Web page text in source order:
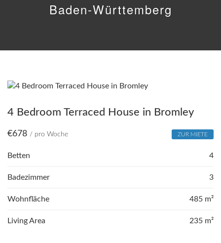
Baden-Württemberg
4 Bedroom Terraced House in Bromley
€678 / pro Woche ZUR MIETE
Betten 4
Badezimmer 3
Wohnfläche 485 m²
Living Area 235 m²